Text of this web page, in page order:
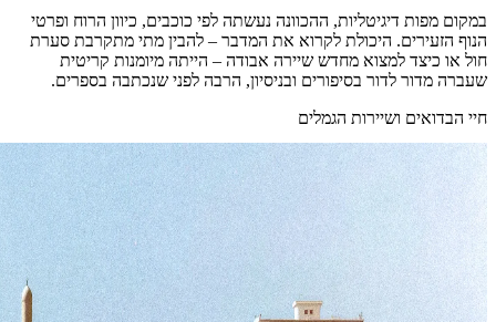
במקום מפות דיגיטליות, ההכוונה נעשתה לפי כוכבים, כיוון הרוח ופרטי
הנוף הזעירים. היכולת לקרוא את המדבר – להבין מתי מתקרבת סערת
חול או כיצד למצוא מחדש שיירה אבודה – הייתה מיומנות קריטית
שעברה מדור לדור בסיפורים ובניסיון, הרבה לפני שנכתבה בספרים.
חיי הבדואים ושיירות הגמלים